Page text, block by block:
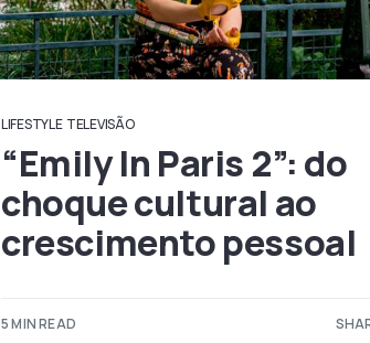
LIFESTYLE TELEVISÃO
“Emily In Paris 2”: do
choque cultural ao
crescimento pessoal
5 MIN READ